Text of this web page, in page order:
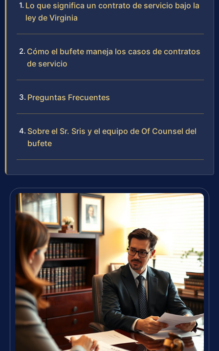
Lo que significa un contrato de servicio bajo la
ley de Virginia
Cómo el bufete maneja los casos de contratos
de servicio
Preguntas Frecuentes
Sobre el Sr. Sris y el equipo de Of Counsel del
bufete